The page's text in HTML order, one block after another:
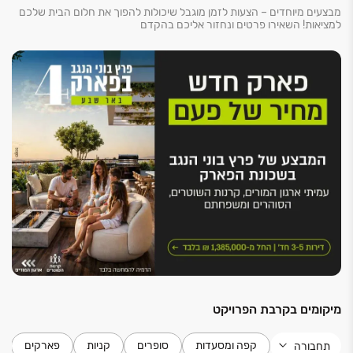
מבצעים מיוחדים – הצעות לזמן מוגבל שיכולות להפוך את חלום הבית שלכם
למציאות! השאירו פרטים ונחזור אליכם בהקדם
מיקומים בקרבת הפרויקט
תחבורה קפה ומסעדות סופרים קניות פארקים